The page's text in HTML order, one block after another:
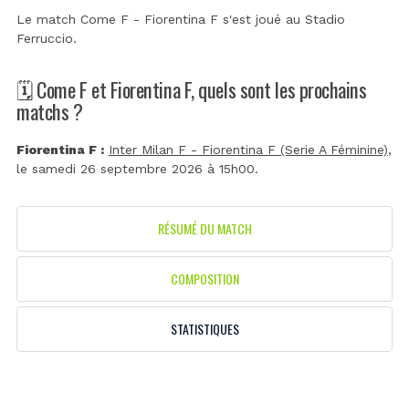
Le match Come F - Fiorentina F s'est joué au Stadio
Ferruccio.
🗓️ Come F et Fiorentina F, quels sont les prochains
matchs ?
Fiorentina F : Inter Milan F - Fiorentina F (Serie A Féminine),
le samedi 26 septembre 2026 à 15h00.
RÉSUMÉ DU MATCH
COMPOSITION
STATISTIQUES